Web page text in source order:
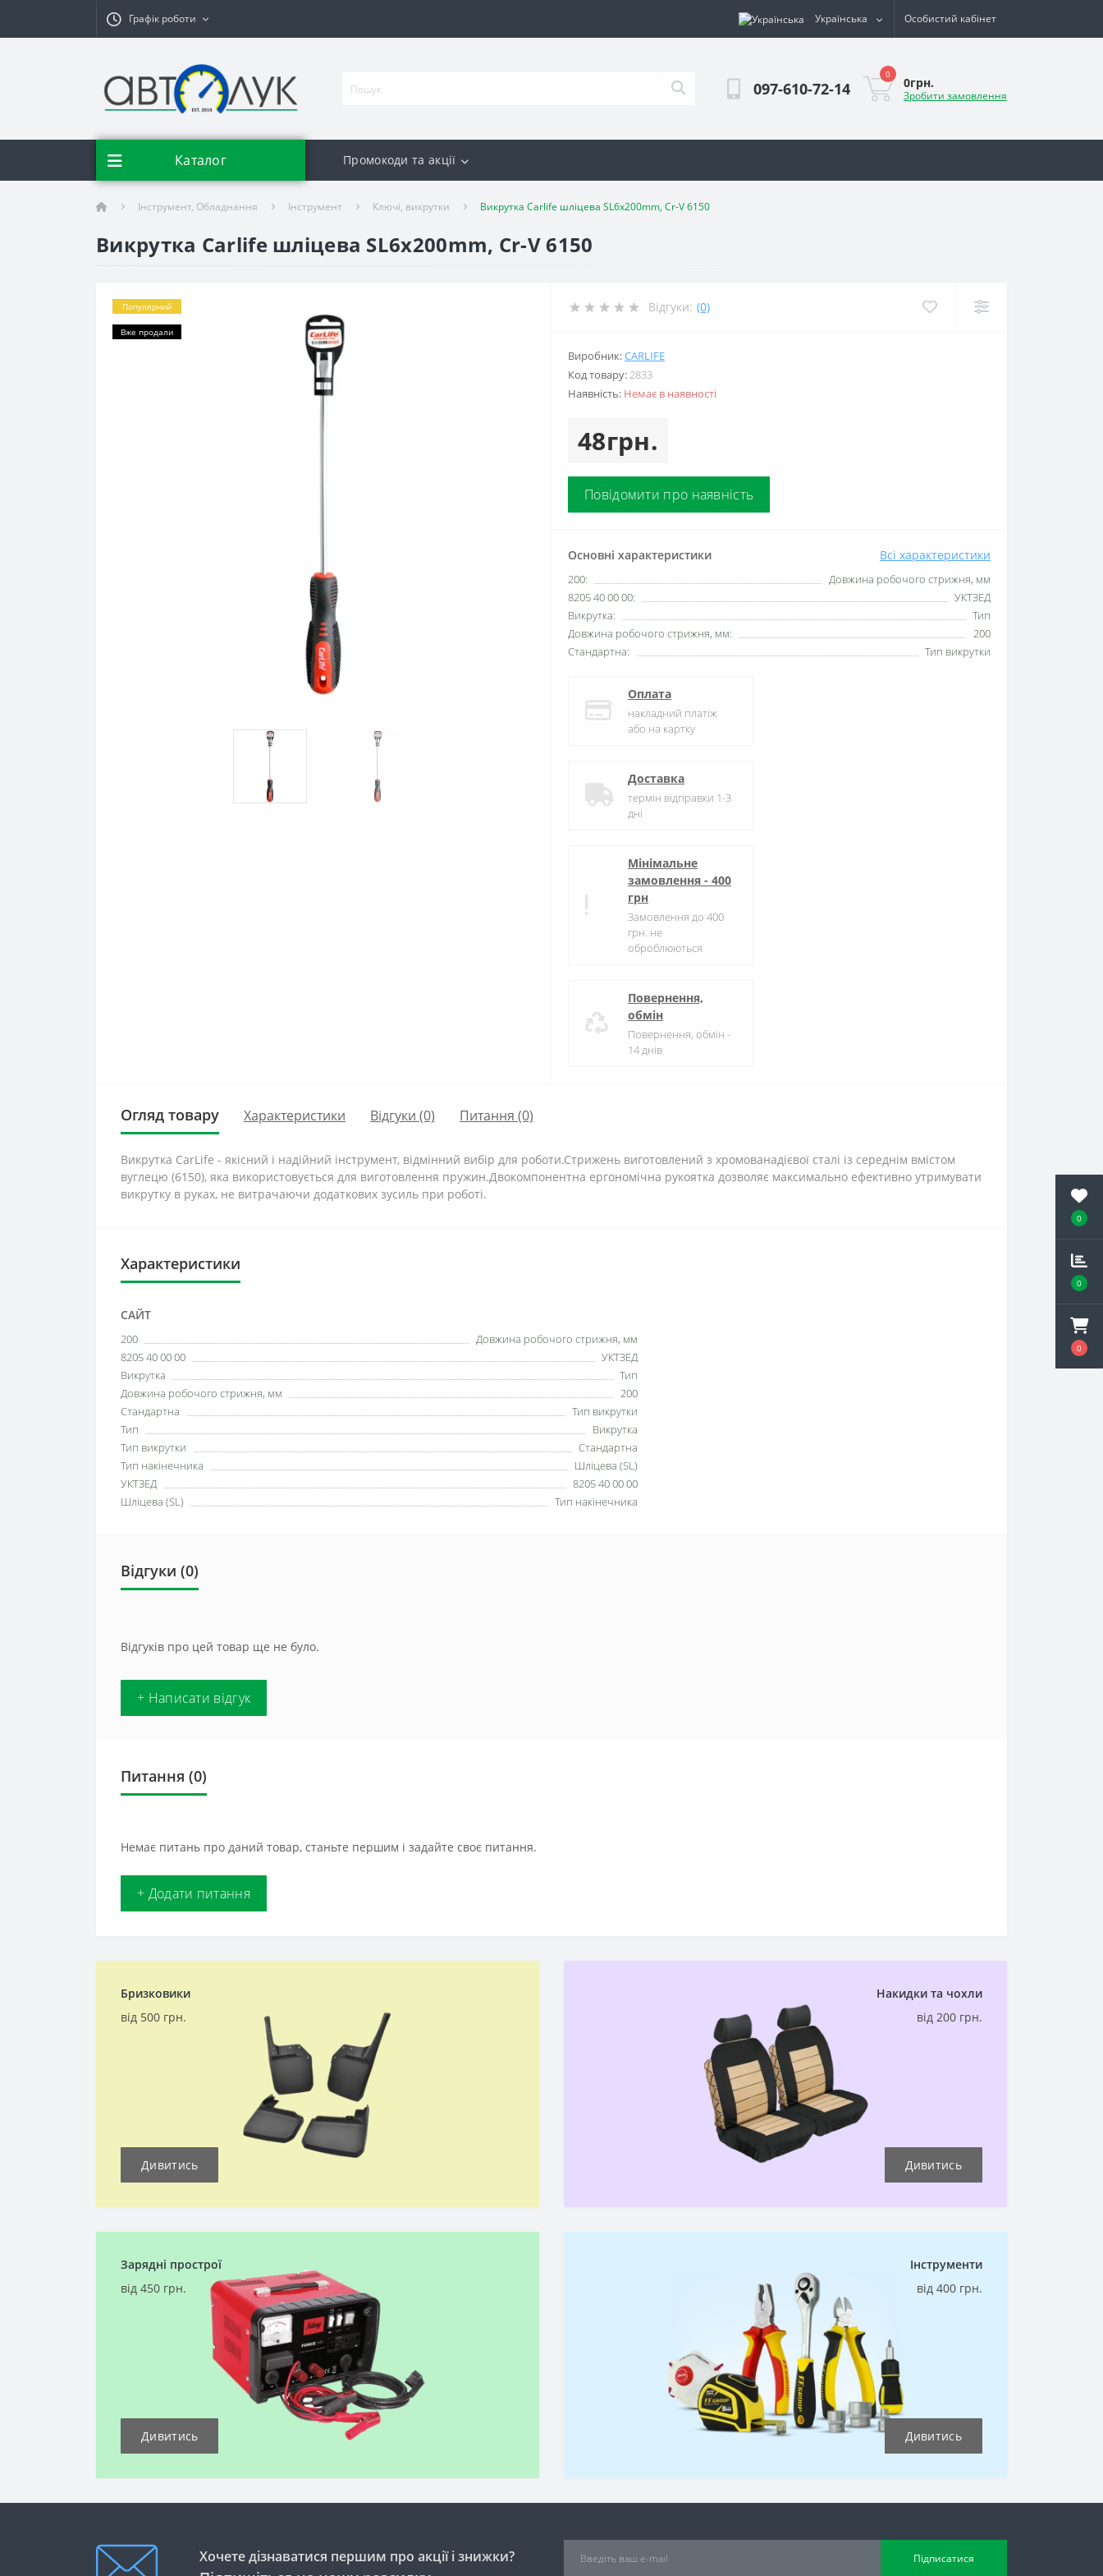
0
0
0
Графік роботи Українська Особистий кабінет
097-610-72-14
0
0грн.
Зробити замовлення
Каталог Промокоди та акції
Інструмент, Обладнання Інструмент Ключі, викрутки Викрутка Carlife шліцева SL6x200mm, Cr-V 6150
Викрутка Carlife шліцева SL6x200mm, Cr-V 6150
Популярний
Вже продали
Відгуки: (0)
Виробник:CARLIFE
Код товару:2833
Наявність: Немає в наявності
48грн.
Повідомити про наявність
Основні характеристики Всі характеристики
200:
Довжина робочого стрижня, мм
8205 40 00 00:
УКТЗЕД
Викрутка:
Тип
Довжина робочого стрижня, мм:
200
Стандартна:
Тип викрутки
Оплата
накладний платіж
або на картку
Доставка
термін відправки 1-3
дні
Мінімальне
замовлення - 400
грн
Замовлення до 400
грн. не
оброблюються
Повернення,
обмін
Повернення, обмін -
14 днів
Огляд товару Характеристики Відгуки (0) Питання (0)
Викрутка CarLife - якісний і надійний інструмент, відмінний вибір для роботи.Стрижень виготовлений з хромованадієвої сталі із середнім вмістом
вуглецю (6150), яка використовується для виготовлення пружин.Двокомпонентна ергономічна рукоятка дозволяє максимально ефективно утримувати
викрутку в руках, не витрачаючи додаткових зусиль при роботі.
Характеристики
САЙТ
200
Довжина робочого стрижня, мм
8205 40 00 00
УКТЗЕД
Викрутка
Тип
Довжина робочого стрижня, мм
200
Стандартна
Тип викрутки
Тип
Викрутка
Тип викрутки
Стандартна
Тип накінечника
Шліцева (SL)
УКТЗЕД
8205 40 00 00
Шліцева (SL)
Тип накінечника
Відгуки (0)
Відгуків про цей товар ще не було.
+ Написати відгук
Питання (0)
Немає питань про даний товар, станьте першим і задайте своє питання.
+ Додати питання
Бризковики
від 500 грн.
Дивитись
Накидки та чохли
від 200 грн.
Дивитись
Зарядні прострої
від 450 грн.
Дивитись
Інструменти
від 400 грн.
Дивитись
Хочете дізнаватися першим про акції і знижки? Підписатися